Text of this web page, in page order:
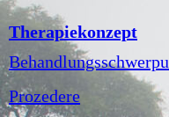
Therapiekonzept
Prozedere